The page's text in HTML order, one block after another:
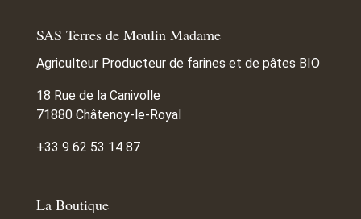
SAS Terres de Moulin Madame
Agriculteur Producteur de farines et de pâtes BIO
18 Rue de la Canivolle
71880 Châtenoy-le-Royal
+33 9 62 53 14 87
La Boutique